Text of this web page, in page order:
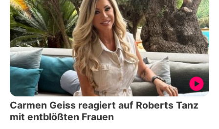
Carmen Geiss reagiert auf Roberts Tanz
mit entblößten Frauen